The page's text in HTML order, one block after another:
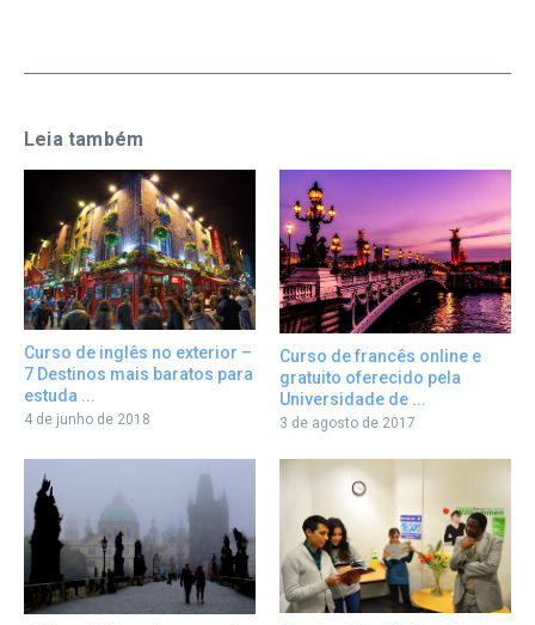
Leia também
Curso de inglês no exterior –
7 Destinos mais baratos para
estuda ...
4 de junho de 2018
Curso de francês online e
gratuito oferecido pela
Universidade de ...
3 de agosto de 2017